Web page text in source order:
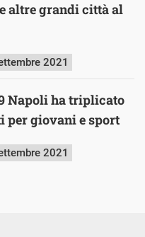
altre grandi città al
2021
Napoli ha triplicato
per giovani e sport
2021